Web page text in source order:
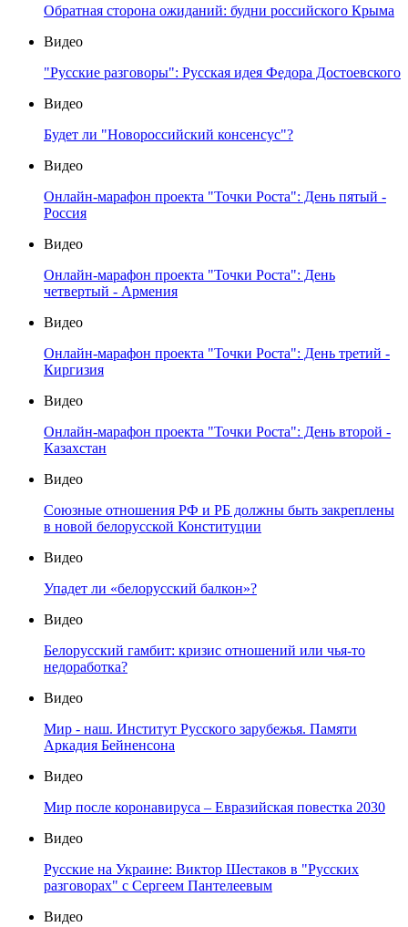
Обратная сторона ожиданий: будни российского Крыма
Видео
"Русские разговоры": Русская идея Федора Достоевского
Видео
Будет ли "Новороссийский консенсус"?
Видео
Онлайн-марафон проекта "Точки Роста": День пятый -
Россия
Видео
Онлайн-марафон проекта "Точки Роста": День
четвертый - Армения
Видео
Онлайн-марафон проекта "Точки Роста": День третий -
Киргизия
Видео
Онлайн-марафон проекта "Точки Роста": День второй -
Казахстан
Видео
Союзные отношения РФ и РБ должны быть закреплены
в новой белорусской Конституции
Видео
Упадет ли «белорусский балкон»?
Видео
Белорусский гамбит: кризис отношений или чья-то
недоработка?
Видео
Мир - наш. Институт Русского зарубежья. Памяти
Аркадия Бейненсона
Видео
Мир после коронавируса – Евразийская повестка 2030
Видео
Русские на Украине: Виктор Шестаков в "Русских
разговорах" с Сергеем Пантелеевым
Видео